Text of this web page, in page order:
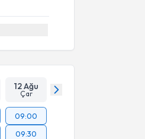
12 Ağu
Çar
09:00
09:30